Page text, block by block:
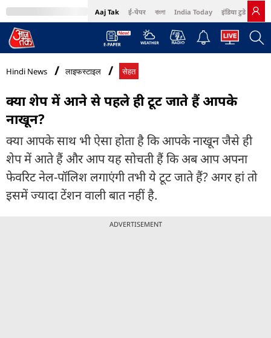
Aaj Tak ई-पेपर বাংলা India Today इंडिया टुडे हिंदी
MumbaiTak Cosmopolitan Harper's Bazaar Northeast
Hindi News लाइफस्टाइल सेहत
क्या शेप में आने से पहले ही टूट जाते हैं आपके
नाखून?
क्या आपके साथ भी ऐसा होता है कि आपके नाखून जैसे ही
शेप में आते हैं और आप यह सोचती हैं कि अब आप अपना
फेवरिट नेल-पॉलिश लगाएंगी तभी ये टूट जाते हैं? अगर हां तो
इसमें ज्यादा टेंशन वाली बात नहीं है.
ADVERTISEMENT